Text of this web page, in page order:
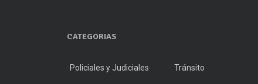
CATEGORIAS
Policiales y Judiciales Tránsito